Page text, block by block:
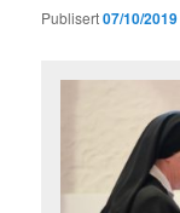
Publisert07/10/2019